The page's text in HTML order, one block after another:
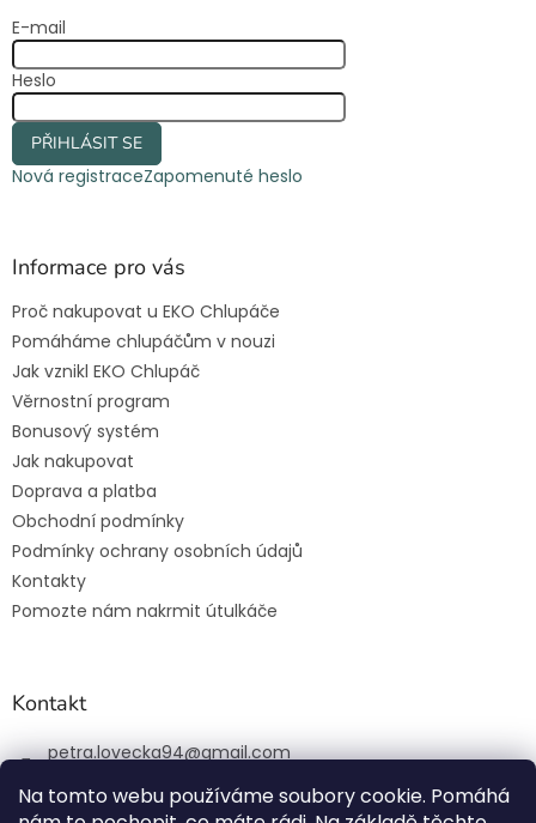
Na tomto webu používáme soubory cookie. Pomáhá
E-mail
Heslo
PŘIHLÁSIT SE
Nová registraceZapomenuté heslo
Informace pro vás
Proč nakupovat u EKO Chlupáče
Pomáháme chlupáčům v nouzi
Jak vznikl EKO Chlupáč
Věrnostní program
Bonusový systém
Jak nakupovat
Doprava a platba
Obchodní podmínky
Podmínky ochrany osobních údajů
Kontakty
Pomozte nám nakrmit útulkáče
Kontakt
petra.lovecka94@gmail.com
+420 774 131 648